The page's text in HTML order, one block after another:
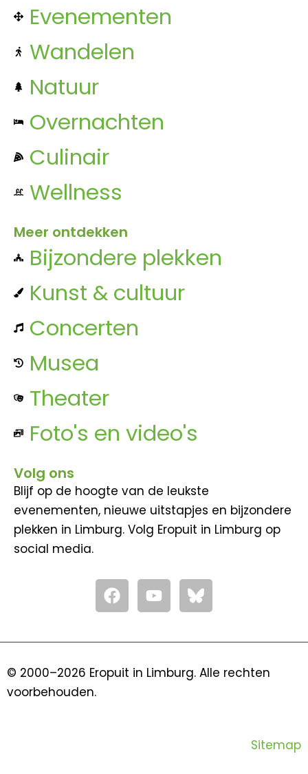
Evenementen
Wandelen
Natuur
Overnachten
Culinair
Wellness
Meer ontdekken
Bijzondere plekken
Kunst & cultuur
Concerten
Musea
Theater
Foto's en video's
Volg ons
Blijf op de hoogte van de leukste
evenementen, nieuwe uitstapjes en bijzondere
plekken in Limburg. Volg Eropuit in Limburg op
social media.
F
a
c
o
Y
o
u
b
© 2000–2026 Eropuit in Limburg. Alle rechten
voorbehouden.
Sitemap